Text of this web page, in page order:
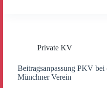
Private KV
Beitragsanpassung PKV
Münchner Verein